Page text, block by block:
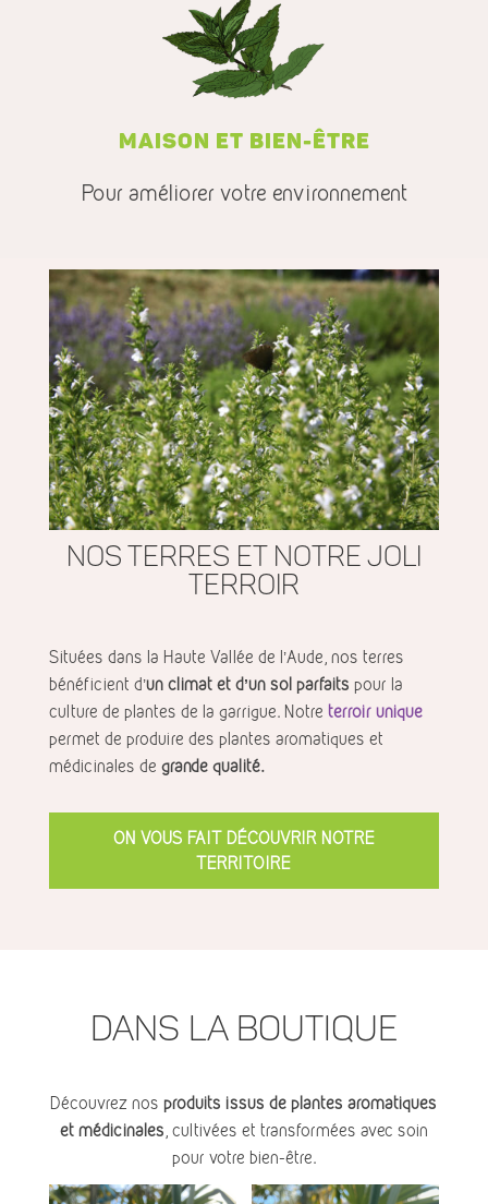
MAISON ET BIEN-ÊTRE
Pour améliorer votre environnement
nos terres et notre joli
terroir
Situées dans la Haute Vallée de l’Aude, nos terres
bénéficient d’un climat et d’un sol parfaits pour la
culture de plantes de la garrigue. Notre terroir unique
permet de produire des plantes aromatiques et
médicinales de grande qualité.
ON VOUS FAIT DÉCOUVRIR NOTRE
TERRITOIRE
dans la boutique
Découvrez nosproduits issus de plantes aromatiques
et médicinales , cultivées et transformées avec soin
pour votre bien-être.